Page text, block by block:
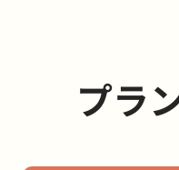
プラ